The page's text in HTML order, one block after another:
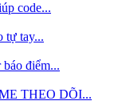
code...
tự tay...
báo điểm...
THEO DÕI...